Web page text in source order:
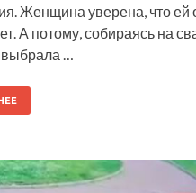
Женщина уверена, что ей
А потому, собираясь на
…